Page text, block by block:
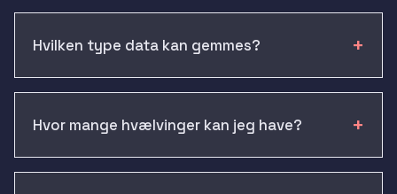
Hvilken type data kan gemmes?
Hvor mange hvælvinger kan jeg have?